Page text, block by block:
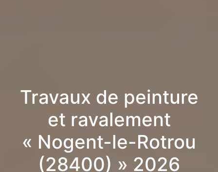
Travaux de peinture
et ravalement
« Nogent-le-Rotrou
(28400) » 2026